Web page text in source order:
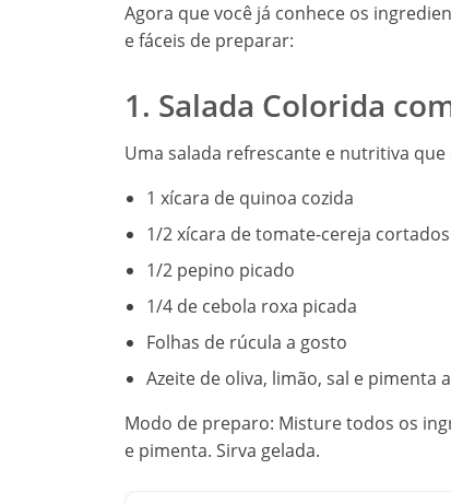
Agora que você já conhece os
e fáceis de preparar:
1. Salada Colorida
Uma salada refrescante e nutritiva
1 xícara de quinoa cozida
1/2 xícara de tomate-cereja
1/2 pepino picado
1/4 de cebola roxa picada
Folhas de rúcula a gosto
Azeite de oliva, limão, sal e pimenta
Modo de preparo: Misture todos os
e pimenta. Sirva gelada.